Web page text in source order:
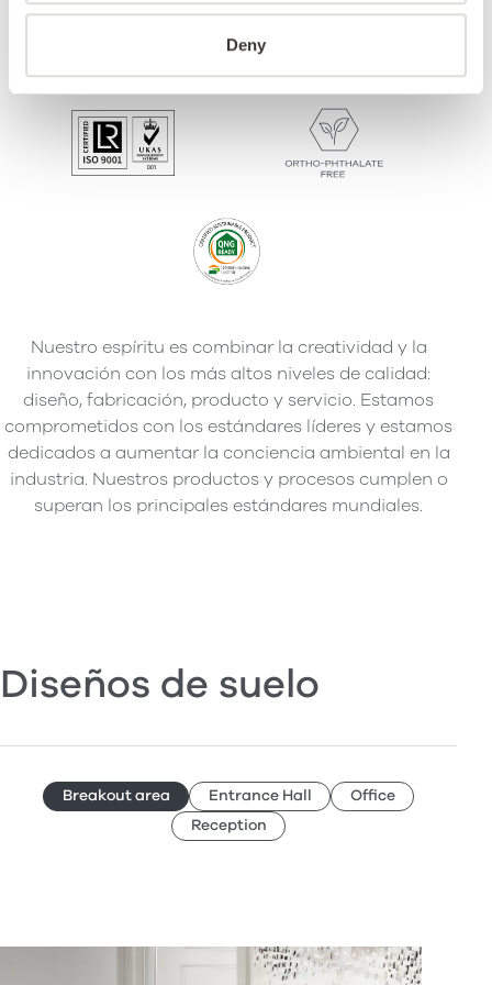
Deny
Nuestro espíritu es combinar la creatividad y la
innovación con los más altos niveles de calidad:
diseño, fabricación, producto y servicio. Estamos
comprometidos con los estándares líderes y estamos
dedicados a aumentar la conciencia ambiental en la
industria. Nuestros productos y procesos cumplen o
superan los principales estándares mundiales.
Diseños de suelo
Breakout area Entrance Hall
Office
Reception